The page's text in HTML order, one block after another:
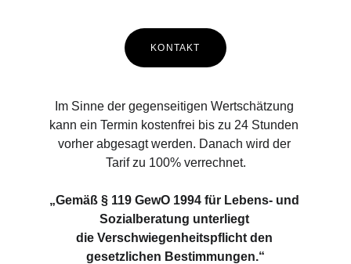
KONTAKT
Im Sinne der gegenseitigen Wertschätzung
kann ein Termin kostenfrei bis zu 24 Stunden
vorher abgesagt werden. Danach wird der
Tarif zu 100% verrechnet.
„Gemäß § 119 GewO 1994 für Lebens- und
Sozialberatung unterliegt
die Verschwiegenheitspflicht den
gesetzlichen Bestimmungen.“